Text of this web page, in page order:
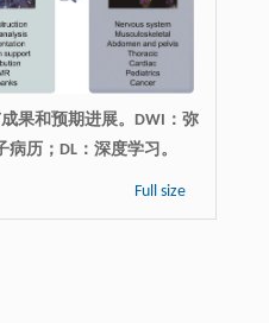
果和预期进展。DWI：弥
历；DL：深度学习。
Full size